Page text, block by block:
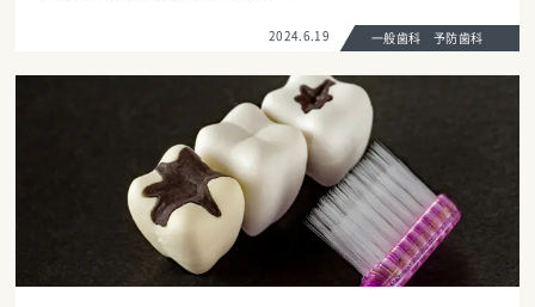
2024.6.19 一般歯科 予防歯科